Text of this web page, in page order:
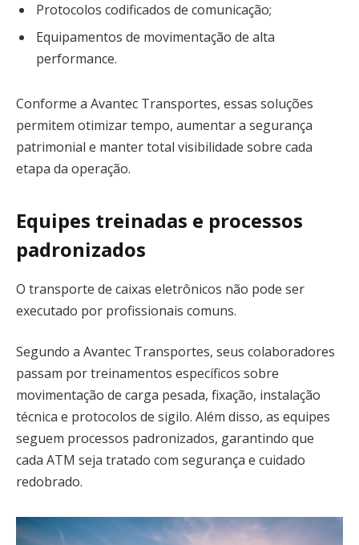
Protocolos codificados de comunicação;
Equipamentos de movimentação de alta
performance.
Conforme a Avantec Transportes, essas soluções
permitem otimizar tempo, aumentar a segurança
patrimonial e manter total visibilidade sobre cada
etapa da operação.
Equipes treinadas e processos
padronizados
O transporte de caixas eletrônicos não pode ser
executado por profissionais comuns.
Segundo a Avantec Transportes, seus colaboradores
passam por treinamentos específicos sobre
movimentação de carga pesada, fixação, instalação
técnica e protocolos de sigilo. Além disso, as equipes
seguem processos padronizados, garantindo que
cada ATM seja tratado com segurança e cuidado
redobrado.